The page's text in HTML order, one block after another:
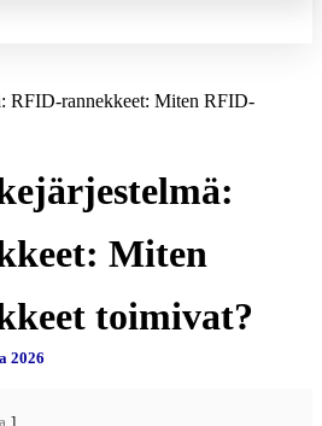
RFID-rannekkeet: Miten RFID-
Miten
toimivat?
2026